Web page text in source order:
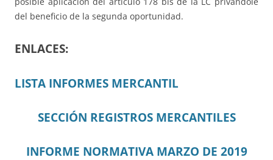
del beneficio de la segunda oportunidad.
ENLACES:
LISTA INFORMES MERCANTIL
SECCIÓN REGISTROS MERCANTILES
INFORME NORMATIVA MARZO DE 2019